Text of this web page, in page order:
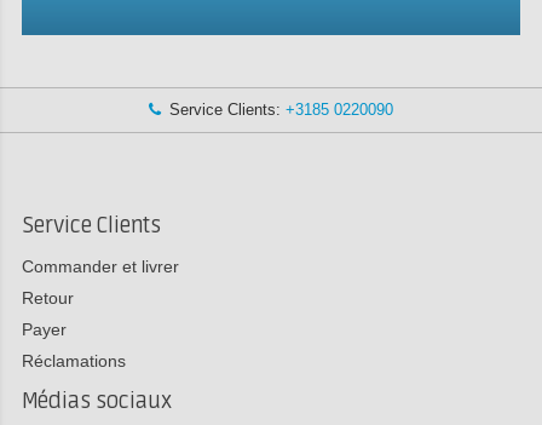
Service Clients: +3185 0220090
Service Clients
Commander et livrer
Retour
Payer
Réclamations
Médias sociaux